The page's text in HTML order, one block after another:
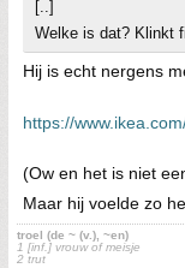
[..]
Welke is dat? Klinkt
Hij is echt nergens
https://
(Ow en het is niet
Maar hij voelde zo
troel (de ~ (v.), ~en)
1 [inf.] vrouw of meisje
2 trut